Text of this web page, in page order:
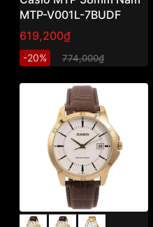
MTP-V001L-7BUDF
619,200₫
-20% 774,000₫